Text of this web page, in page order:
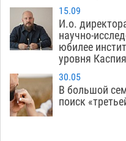
15.09
И.о.
научно-
юбилее
уровня Каспия
30.05
В большой
поиск